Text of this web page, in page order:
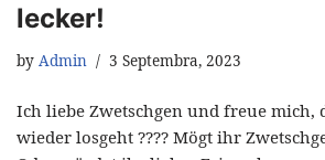
lecker!
by Admin 3 Septembra, 2023
Ich liebe Zwetschgen und freue mich,
wieder losgeht ???? Mögt ihr